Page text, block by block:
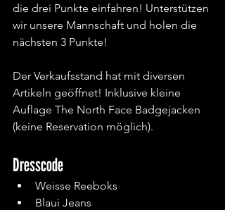
die drei Punkte einfahren! Unterstützen
wir unsere Mannschaft und holen die
nächsten 3 Punkte!
Der Verkaufsstand hat mit diversen
Artikeln geöffnet! Inklusive kleine
Auflage The North Face Badgejacken
(keine Reservation möglich).
Dresscode
Weisse Reeboks
Blaui Jeans